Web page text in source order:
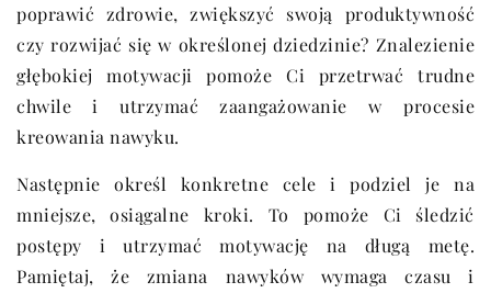
poprawić zdrowie, zwiększyć swoją produktywność
czy rozwijać się w określonej dziedzinie? Znalezienie
głębokiej motywacji pomoże Ci przetrwać trudne
chwile i utrzymać zaangażowanie w procesie
kreowania nawyku.
Następnie określ konkretne cele i podziel je na
mniejsze, osiągalne kroki. To pomoże Ci śledzić
postępy i utrzymać motywację na długą metę.
Pamiętaj, że zmiana nawyków wymaga czasu i